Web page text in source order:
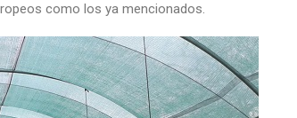
como los ya mencionados.